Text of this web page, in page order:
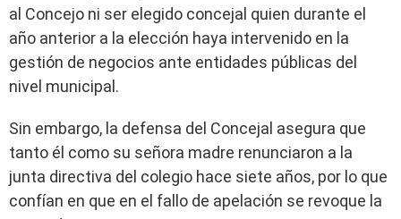
al Concejo ni ser elegido concejal quien durante el
año anterior a la elección haya intervenido en la
gestión de negocios ante entidades públicas del
nivel municipal.
Sin embargo, la defensa del Concejal asegura que
tanto él como su señora madre renunciaron a la
junta directiva del colegio hace siete años, por lo que
confían en que en el fallo de apelación se revoque la